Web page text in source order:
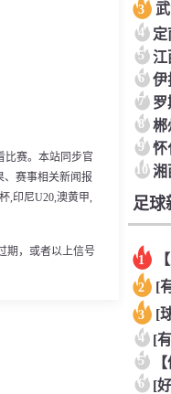
比赛。本站同步官
赛事相关新闻报
,印尼U20,澳黄甲,
期，或者以上信号
3
4
5
6
7
8
9
10
足球
1
2
3
4
5
6